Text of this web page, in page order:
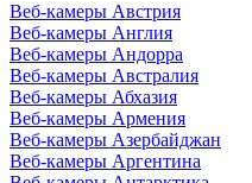
Веб-камеры Австрия
Веб-камеры Англия
Веб-камеры Андорра
Веб-камеры Австралия
Веб-камеры Абхазия
Веб-камеры Армения
Веб-камеры Азербайджан
Веб-камеры Аргентина